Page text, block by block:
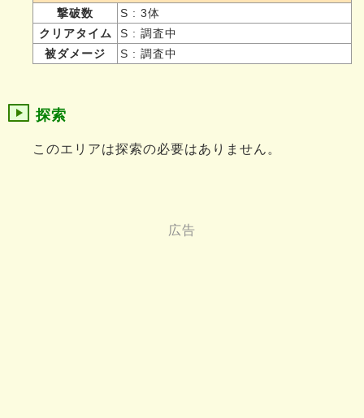
撃破数
S : 3体
クリアタイム
S : 調査中
被ダメージ
S : 調査中
探索
このエリアは探索の必要はありません。